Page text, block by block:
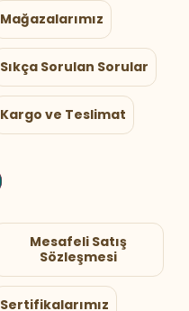
Mağazalarımız
Sıkça Sorulan Sorular
Kargo ve Teslimat
Mesafeli Satış
Sözleşmesi
Sertifikalarımız